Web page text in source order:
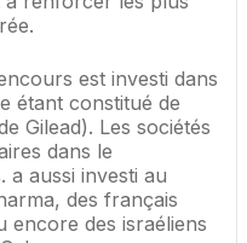
est investi dans
étant constitué de
Gilead). Les sociétés
dans le
a aussi investi au
des français
encore des israéliens